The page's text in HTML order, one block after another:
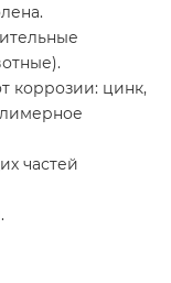
коррозии: цинк,
частей